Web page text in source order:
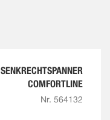
SENKRECHTSPANNER
COMFORTLINE
Nr. 564132